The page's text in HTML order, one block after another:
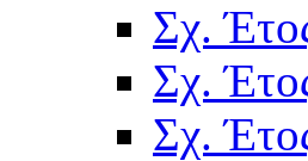
Σχ.
Σχ.
Σχ.